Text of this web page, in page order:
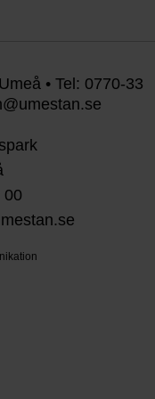
• Tel: 0770-33
00